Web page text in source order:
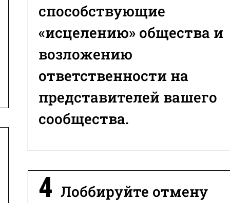
способствующие
«исцелению» общества и
возложению
ответственности на
представителей вашего
сообщества.
Лоббируйте отмену